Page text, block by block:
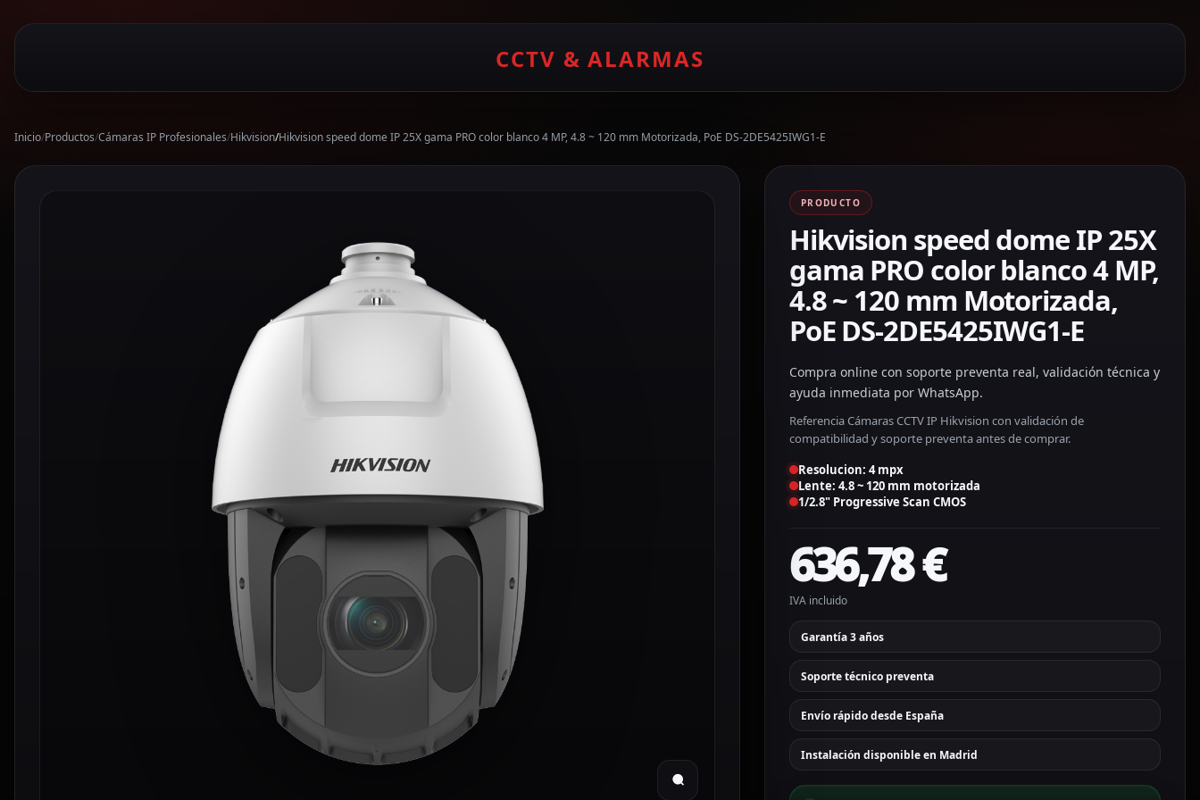
CCTV & ALARMAS
Inicio/Productos/Cámaras IP Profesionales/Hikvision/Hikvision speed dome IP 25X gama PRO color blanco 4 MP, 4.8 ~ 120 mm Motorizada, PoE DS-2DE5425IWG1-E
PRODUCTO
Hikvision speed dome IP 25X
gama PRO color blanco 4 MP,
4.8 ~ 120 mm Motorizada,
PoE DS-2DE5425IWG1-E
Compra online con soporte preventa real, validación técnica y
ayuda inmediata por WhatsApp.
Referencia Cámaras CCTV IP Hikvision con validación de
compatibilidad y soporte preventa antes de comprar.
Resolucion: 4 mpx
Lente: 4.8 ~ 120 mm motorizada
1/2.8" Progressive Scan CMOS
636,78€
IVA incluido
Garantía 3 años
Soporte técnico preventa
Envío rápido desde España
Instalación disponible en Madrid